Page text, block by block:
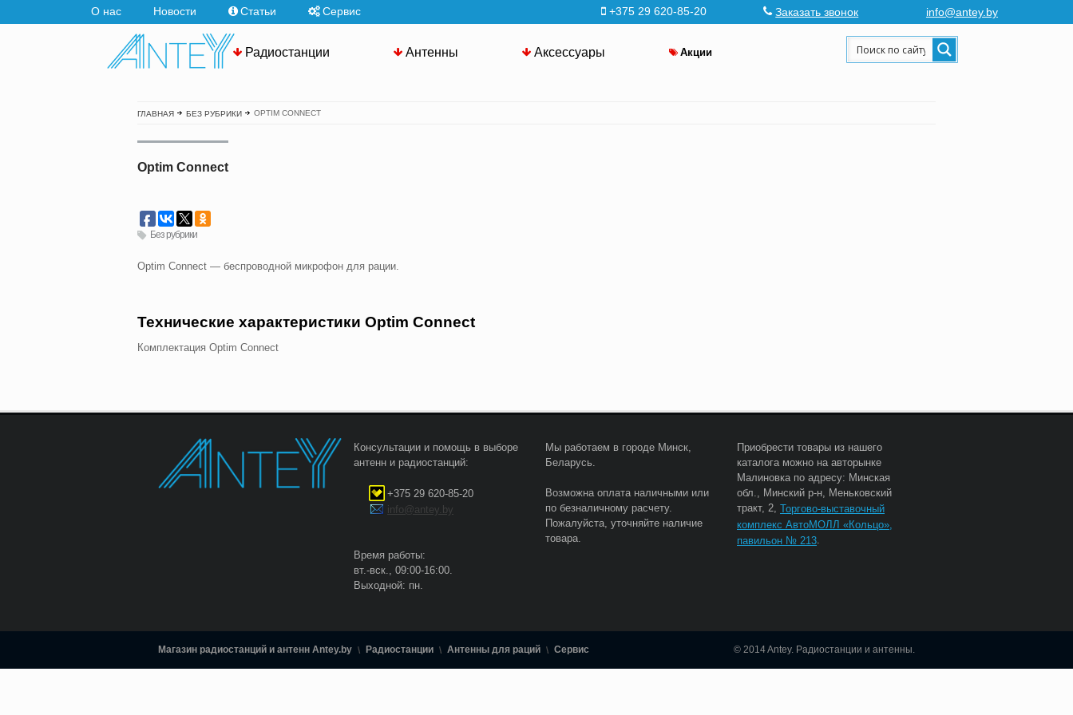
О нас Новости Статьи Сервис +375 29 620-85-20 Заказать звонок info@antey.by
Радиостанции Антенны Аксессуары Акции
ГЛАВНАЯ БЕЗ РУБРИКИ OPTIM CONNECT
Optim Connect
Без рубрики
Optim Connect — беспроводной микрофон для рации.
Технические характеристики Optim Connect
Комплектация Optim Connect
Консультации и помощь в выборе
антенн и радиостанций:
+375 29 620-85-20
info@antey.by
Время работы:
вт.-вск., 09:00-16:00.
Выходной: пн.
Мы работаем в городе Минск,
Беларусь.
Возможна оплата наличными или
по безналичному расчету.
Пожалуйста, уточняйте наличие
товара.
Приобрести товары из нашего
каталога можно на авторынке
Малиновка по адресу: Минская
обл., Минский р-н, Меньковский
тракт, 2, Торгово-выставочный
комплекс АвтоМОЛЛ «Кольцо»,
павильон № 213
Магазин радиостанций и антенн Antey.by Радиостанции Антенны для раций Сервис © 2014 Antey. Радиостанции и антенны.